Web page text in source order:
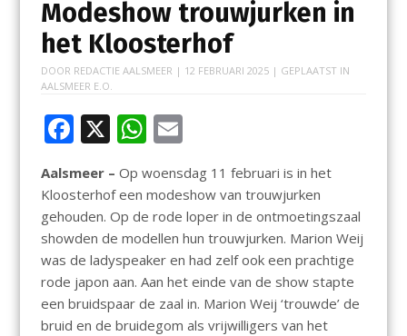
Modeshow trouwjurken in
het Kloosterhof
DOOR REDACTIE AALSMEER | 12 FEBRUARI 2025| GEPLAATST IN
AALSMEER E.O.
F
e
b
o
o
k
X W
at
s
A
p
p
E
m
ai
l
Aalsmeer – Op woensdag 11 februari is in het
Kloosterhof een modeshow van trouwjurken
gehouden. Op de rode loper in de ontmoetingszaal
showden de modellen hun trouwjurken. Marion Weij
was de ladyspeaker en had zelf ook een prachtige
rode japon aan. Aan het einde van de show stapte
een bruidspaar de zaal in. Marion Weij ‘trouwde’ de
bruid en de bruidegom als vrijwilligers van het